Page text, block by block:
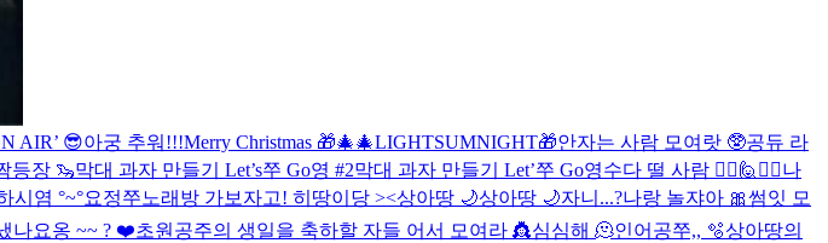
AIR’ 😎아궁 추워!!!Merry Christmas 🎁🎄🎄LIGHTSUMNIGHT🎁안자는 사람 모여랏 🥸공듀 라
등장 🦦막대 과자 만들기 Let’s쭈 Go영 #2막대 과자 만들기 Let’쭈 Go영수다 떨 사람 🙋‍♀️🙋🙋‍♂️나
시염 °~°요정쭈노래방 가보자고! 히땅이당 ><상아땅 🌙상아땅 🌙자니...?나랑 놀쟈아 🎀썸잇 모
나요옹 ~~ ? ❤️초원공주의 생일을 축하할 자들 어서 모여라 👸심심해 🫠인어공쭈,, 🫧상아땅의